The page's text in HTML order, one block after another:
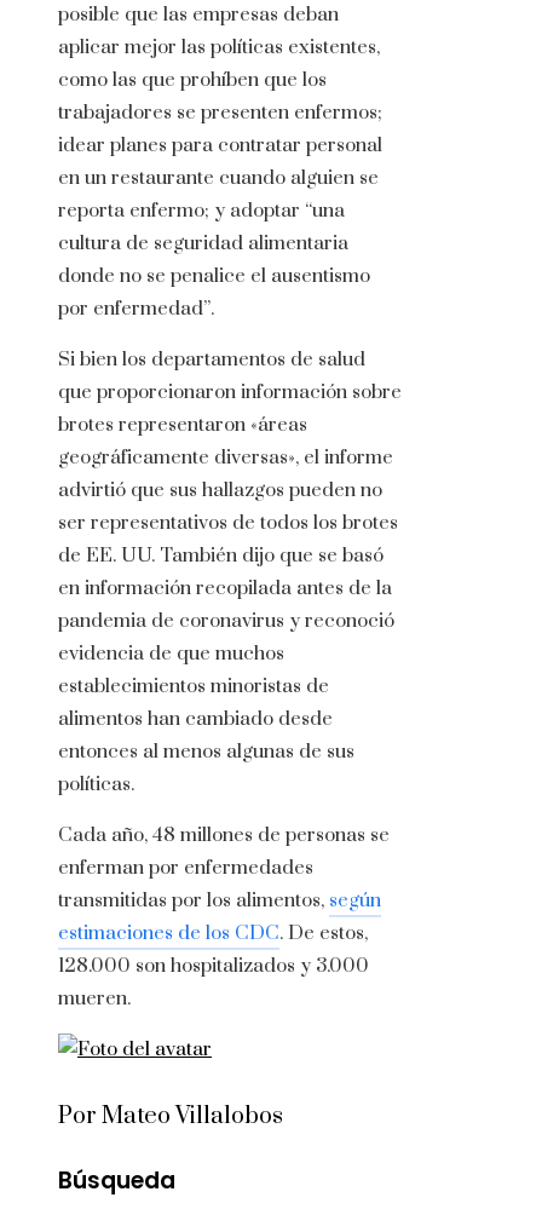
posible que las empresas deban
aplicar mejor las políticas existentes,
como las que prohíben que los
trabajadores se presenten enfermos;
idear planes para contratar personal
en un restaurante cuando alguien se
reporta enfermo; y adoptar “una
cultura de seguridad alimentaria
donde no se penalice el ausentismo
por enfermedad”.
Si bien los departamentos de salud
que proporcionaron información sobre
brotes representaron «áreas
geográficamente diversas», el informe
advirtió que sus hallazgos pueden no
ser representativos de todos los brotes
de EE. UU. También dijo que se basó
en información recopilada antes de la
pandemia de coronavirus y reconoció
evidencia de que muchos
establecimientos minoristas de
alimentos han cambiado desde
entonces al menos algunas de sus
políticas.
Cada año, 48 millones de personas se
enferman por enfermedades
transmitidas por los alimentos, según
estimaciones de los CDC. De estos,
128.000 son hospitalizados y 3.000
mueren.
Por Mateo Villalobos
Búsqueda